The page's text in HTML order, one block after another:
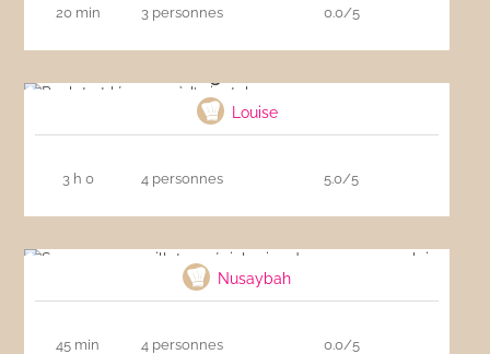
20 min 3 personnes 0.0/5
Louise
3 h 0 4 personnes 5.0/5
Saumon en papillote spécial prise de masse
Nusaybah
45 min 4 personnes 0.0/5